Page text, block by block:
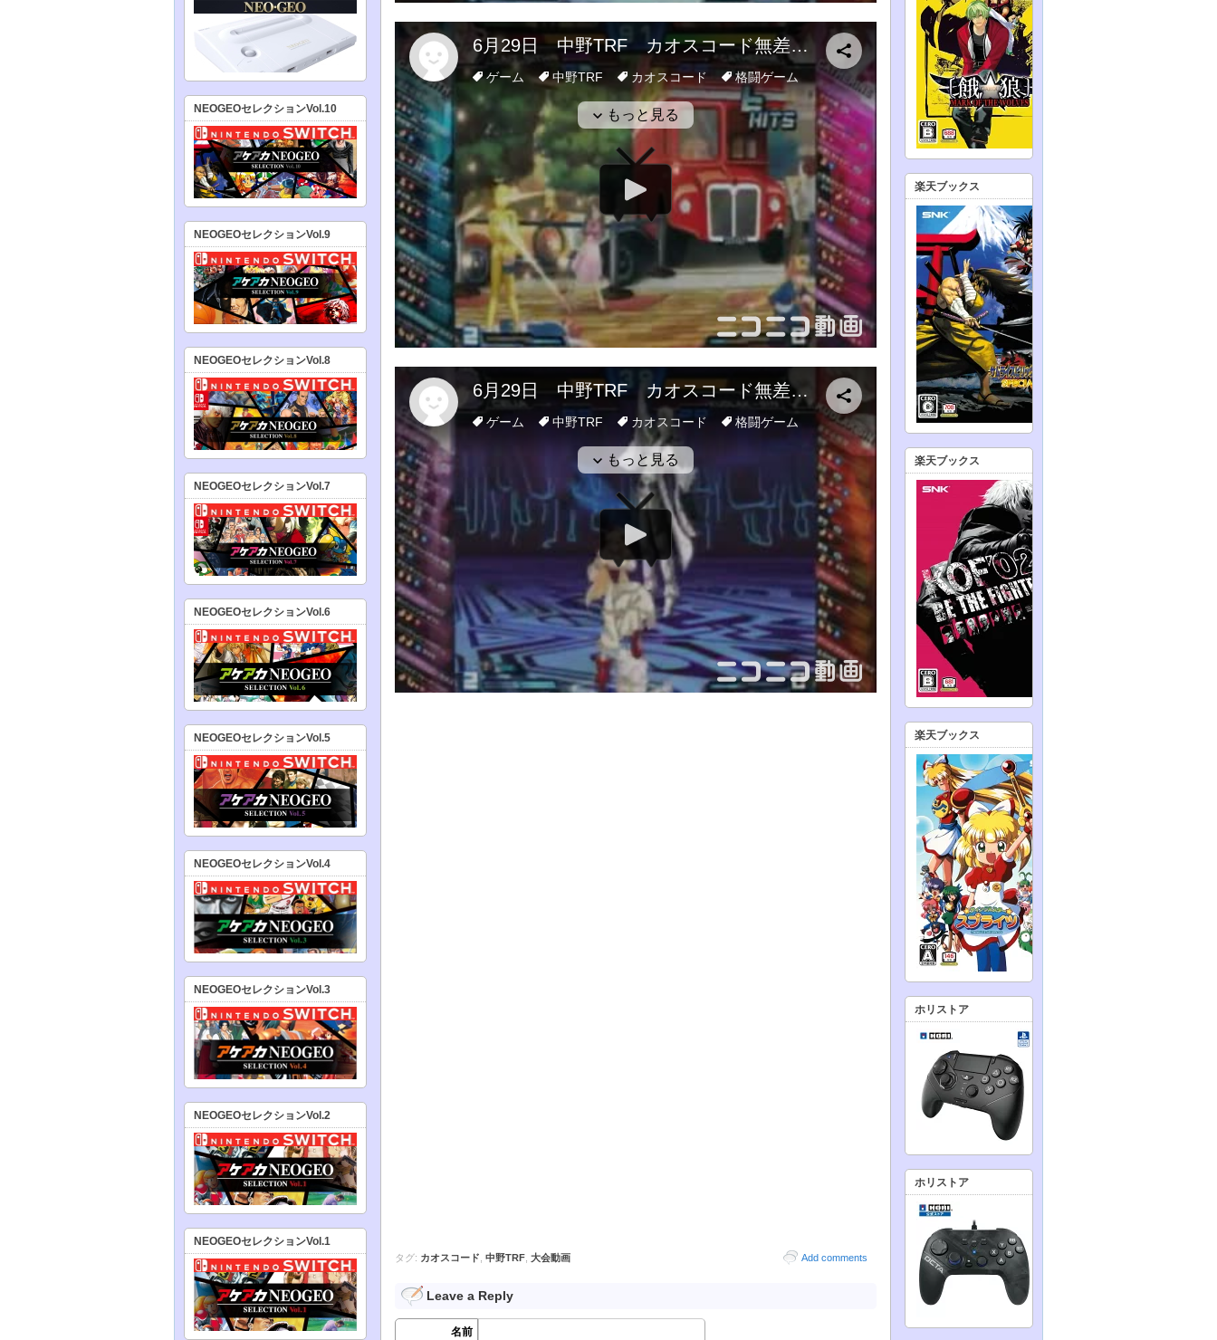
Add comments
タグ: カオスコード 中野TRF 大会動画
Leave a Reply
名前
NEOGEOセレクションVol.10
NEOGEOセレクションVol.9
NEOGEOセレクションVol.8
NEOGEOセレクションVol.7
NEOGEOセレクションVol.6
NEOGEOセレクションVol.5
NEOGEOセレクションVol.4
NEOGEOセレクションVol.3
NEOGEOセレクションVol.2
NEOGEOセレクションVol.1
楽天ブックス
楽天ブックス
楽天ブックス
ホリストア
ホリストア